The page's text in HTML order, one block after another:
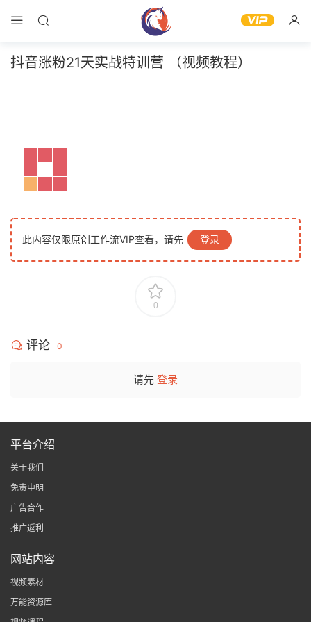
抖音涨粉21天实战特训营 （视频教程）
此内容仅限原创工作流VIP查看，请先 登录
0
评论 0
请先 登录
平台介绍
关于我们
免责申明
广告合作
推广返利
网站内容
视频素材
万能资源库